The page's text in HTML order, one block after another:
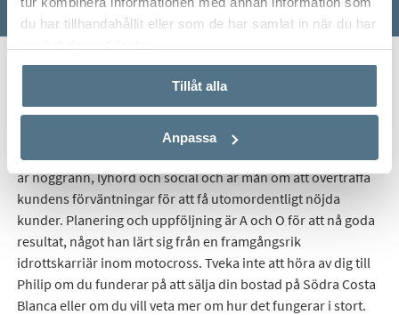
du har tillhandahållit eller som de har samlat in när du har
Tillåt alla
Anpassa
Start Real Estate Hitta mäklare Philip Kihlman
Philip fastnade för Spanien redan som liten och efter
avslutade studier flyttade han till Torrevieja hösten 2011. Han
är noggrann, lyhörd och social och är mån om att överträffa
kundens förväntningar för att få utomordentligt nöjda
kunder. Planering och uppföljning är A och O för att nå goda
resultat, något han lärt sig från en framgångsrik
idrottskarriär inom motocross. Tveka inte att höra av dig till
Philip om du funderar på att sälja din bostad på Södra Costa
Blanca eller om du vill veta mer om hur det fungerar i stort.